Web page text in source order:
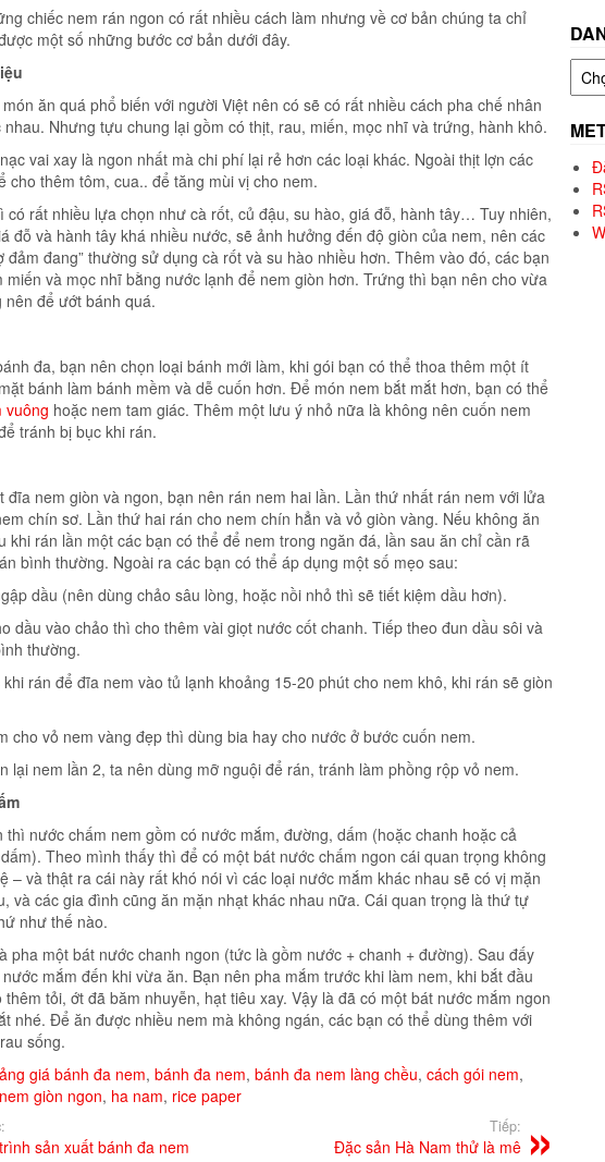
chiếc nem rán ngon có rất nhiều cách làm nhưng về cơ bản chúng ta chỉ
một số những bước cơ bản dưới đây.
món ăn quá phổ biến với người Việt nên có sẽ có rất nhiều cách pha chế nhân
nhau. Nhưng tựu chung lại gồm có thịt, rau, miến, mọc nhĩ và trứng, hành khô.
vai xay là ngon nhất mà chi phí lại rẻ hơn các loại khác. Ngoài thịt lợn các
cho thêm tôm, cua.. để tăng mùi vị cho nem.
có rất nhiều lựa chọn như cà rốt, củ đậu, su hào, giá đỗ, hành tây… Tuy nhiên,
đỗ và hành tây khá nhiều nước, sẽ ảnh hưởng đến độ giòn của nem, nên các
đảm đang” thường sử dụng cà rốt và su hào nhiều hơn. Thêm vào đó, các bạn
miến và mọc nhĩ bằng nước lạnh để nem giòn hơn. Trứng thì bạn nên cho vừa
nên để ướt bánh quá.
đa, bạn nên chọn loại bánh mới làm, khi gói bạn có thể thoa thêm một ít
bánh làm bánh mềm và dễ cuốn hơn. Để món nem bắt mắt hơn, bạn có thể
vuông hoặc nem tam giác. Thêm một lưu ý nhỏ nữa là không nên cuốn nem
tránh bị bục khi rán.
đĩa nem giòn và ngon, bạn nên rán nem hai lần. Lần thứ nhất rán nem với lửa
chín sơ. Lần thứ hai rán cho nem chín hẳn và vỏ giòn vàng. Nếu không ăn
khi rán lần một các bạn có thể để nem trong ngăn đá, lần sau ăn chỉ cần rã
bình thường. Ngoài ra các bạn có thể áp dụng một số mẹo sau:
dầu (nên dùng chảo sâu lòng, hoặc nồi nhỏ thì sẽ tiết kiệm dầu hơn).
vào chảo thì cho thêm vài giọt nước cốt chanh. Tiếp theo đun dầu sôi và
thường.
rán để đĩa nem vào tủ lạnh khoảng 15-20 phút cho nem khô, khi rán sẽ giòn
vỏ nem vàng đẹp thì dùng bia hay cho nước ở bước cuốn nem.
nem lần 2, ta nên dùng mỡ nguội để rán, tránh làm phồng rộp vỏ nem.
thì nước chấm nem gồm có nước mắm, đường, dấm (hoặc chanh hoặc cả
Theo mình thấy thì để có một bát nước chấm ngon cái quan trọng không
– và thật ra cái này rất khó nói vì các loại nước mắm khác nhau sẽ có vị mặn
và các gia đình cũng ăn mặn nhạt khác nhau nữa. Cái quan trọng là thứ tự
như thế nào.
pha một bát nước chanh ngon (tức là gồm nước + chanh + đường). Sau đấy
mắm đến khi vừa ăn. Bạn nên pha mắm trước khi làm nem, khi bắt đầu
thêm tỏi, ớt đã băm nhuyễn, hạt tiêu xay. Vậy là đã có một bát nước mắm ngon
nhé. Để ăn được nhiều nem mà không ngán, các bạn có thể dùng thêm với
sống.
giá bánh đa nem, bánh đa nem, bánh đa nem làng chều, cách gói nem,
giòn ngon, ha nam, rice paper
sản xuất bánh đa nem
Tiếp:
Đặc sản Hà Nam thử là mê
Danh
mục